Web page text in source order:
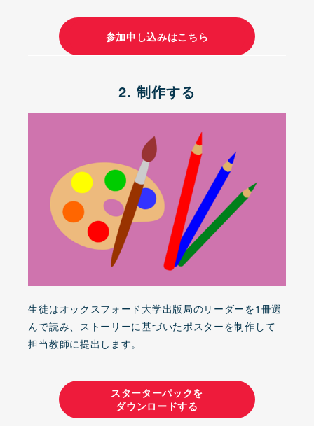
参加申し込みはこちら
2. 制作する
生徒はオックスフォード大学出版局のリーダーを1冊選
んで読み、ストーリーに基づいたポスターを制作して
担当教師に提出します。
スターターパックを
ダウンロードする